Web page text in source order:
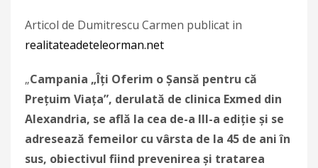
Articol de Dumitrescu Carmen publicat in
realitateadeteleorman.net
„Campania „Îţi Oferim o Şansă pentru că
Preţuim Viaţa”, derulată de clinica Exmed din
Alexandria, se află la cea de-a III-a ediţie şi se
adresează femeilor cu vârsta de la 45 de ani în
sus, obiectivul fiind prevenirea şi tratarea